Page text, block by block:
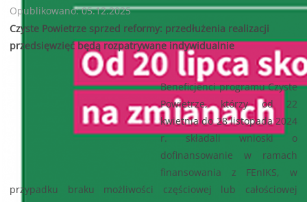
Opublikowano: 05.12.2025
Czyste Powietrze sprzed reformy: przedłużenia realizacji
przedsięwzięć będą rozpatrywane indywidualnie
Beneficjenci programu Czyste
Powietrze, którzy od 22
kwietnia do 28 listopada 2024
r. składali wnioski o
dofinansowanie w ramach
finansowania z FEnIKS, w
przypadku braku możliwości częściowej lub całościowej